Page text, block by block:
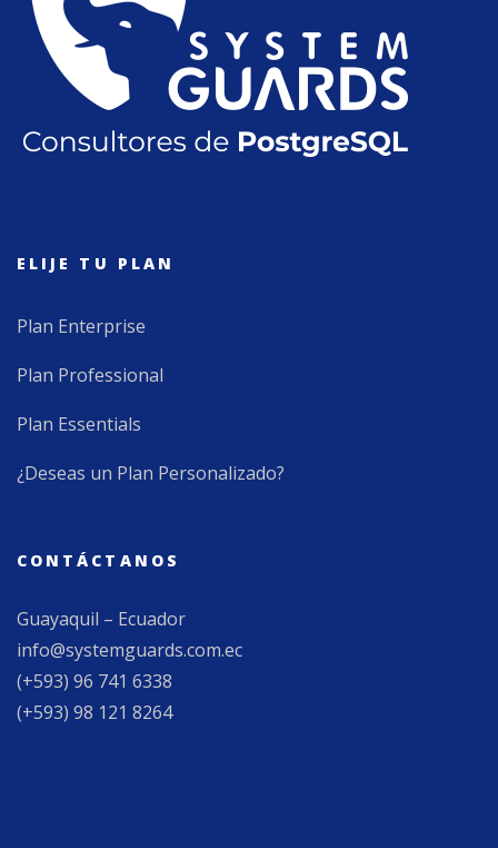
ELIJE TU PLAN
Plan Enterprise
Plan Professional
Plan Essentials
¿Deseas un Plan Personalizado?
CONTÁCTANOS
Guayaquil – Ecuador
info@systemguards.com.ec
(+593) 96 741 6338
(+593) 98 121 8264